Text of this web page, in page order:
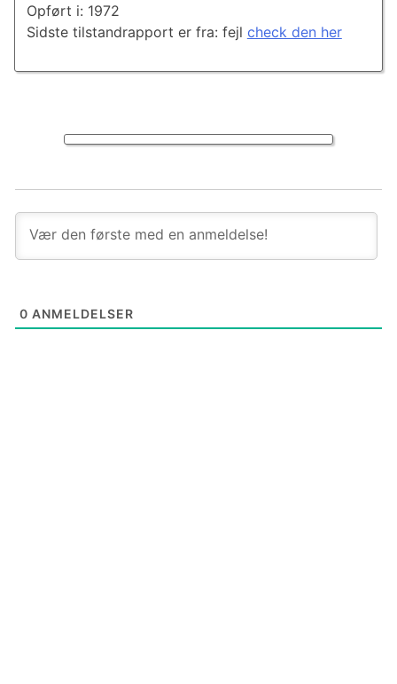
0 ANMELDELSER
Opført i: 1972
Sidste tilstandrapport er fra: fejl check den her